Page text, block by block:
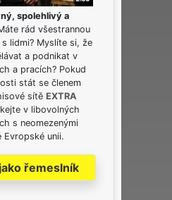
spolehlivý a
rád všestrannou
lidmi? Myslíte si, že
a podnikat v
a pracích? Pokud
stát se členem
sítě EXTRA
v libovolných
s neomezenými
Evropské unii.
řemeslník